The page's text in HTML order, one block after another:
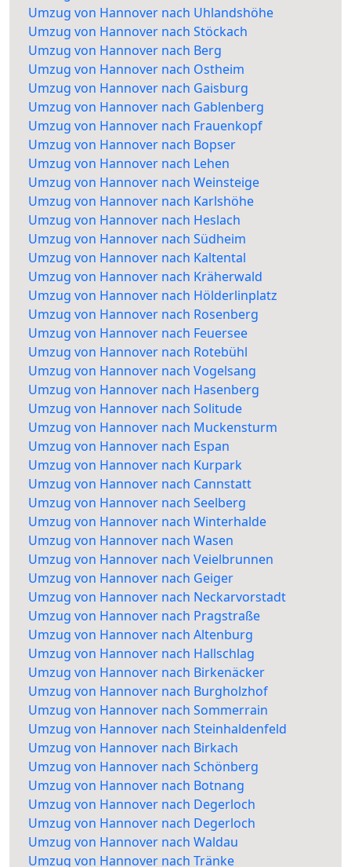
Umzug von Hannover nach Uhlandshöhe
Umzug von Hannover nach Stöckach
Umzug von Hannover nach Berg
Umzug von Hannover nach Ostheim
Umzug von Hannover nach Gaisburg
Umzug von Hannover nach Gablenberg
Umzug von Hannover nach Frauenkopf
Umzug von Hannover nach Bopser
Umzug von Hannover nach Lehen
Umzug von Hannover nach Weinsteige
Umzug von Hannover nach Karlshöhe
Umzug von Hannover nach Heslach
Umzug von Hannover nach Südheim
Umzug von Hannover nach Kaltental
Umzug von Hannover nach Kräherwald
Umzug von Hannover nach Hölderlinplatz
Umzug von Hannover nach Rosenberg
Umzug von Hannover nach Feuersee
Umzug von Hannover nach Rotebühl
Umzug von Hannover nach Vogelsang
Umzug von Hannover nach Hasenberg
Umzug von Hannover nach Solitude
Umzug von Hannover nach Muckensturm
Umzug von Hannover nach Espan
Umzug von Hannover nach Kurpark
Umzug von Hannover nach Cannstatt
Umzug von Hannover nach Seelberg
Umzug von Hannover nach Winterhalde
Umzug von Hannover nach Wasen
Umzug von Hannover nach Veielbrunnen
Umzug von Hannover nach Geiger
Umzug von Hannover nach Neckarvorstadt
Umzug von Hannover nach Pragstraße
Umzug von Hannover nach Altenburg
Umzug von Hannover nach Hallschlag
Umzug von Hannover nach Birkenäcker
Umzug von Hannover nach Burgholzhof
Umzug von Hannover nach Sommerrain
Umzug von Hannover nach Steinhaldenfeld
Umzug von Hannover nach Birkach
Umzug von Hannover nach Schönberg
Umzug von Hannover nach Botnang
Umzug von Hannover nach Degerloch
Umzug von Hannover nach Degerloch
Umzug von Hannover nach Waldau
Umzug von Hannover nach Tränke